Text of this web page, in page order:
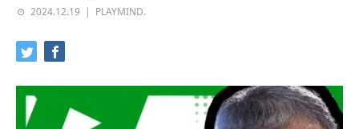
2024.12.19 PLAYMIND.